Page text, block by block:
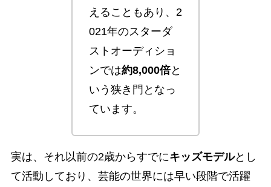
えることもあり、2
021年のスターダ
ストオーディショ
ンでは約8,000倍と
いう狭き門となっ
ています。
実は、それ以前の2歳からすでにキッズモデルとし
て活動しており、芸能の世界には早い段階で活躍